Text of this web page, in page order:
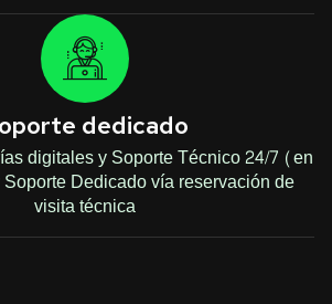
dedicado
digitales y Soporte Técnico 24/7 (en
Dedicado vía reservación de
visita técnica